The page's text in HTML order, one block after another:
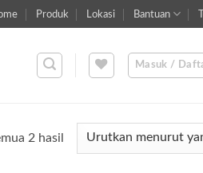
Produk Lokasi Bantuan
Masuk /
2 hasilDiurutkan
menurut